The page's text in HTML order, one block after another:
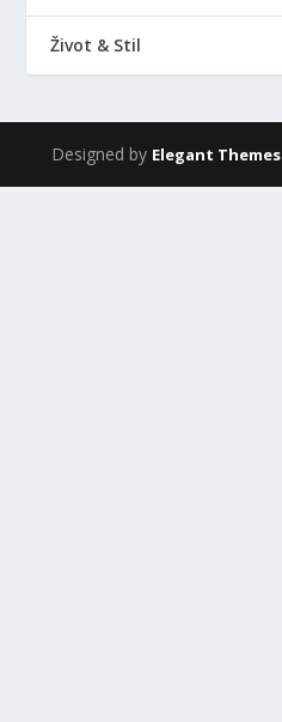
Život & Stil
Designed by Elegant Themes